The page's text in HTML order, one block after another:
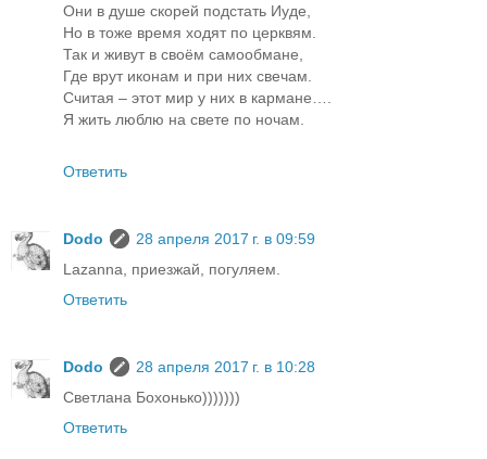
Они в душе скорей подстать Иуде,
Но в тоже время ходят по церквям.
Так и живут в своём самообмане,
Где врут иконам и при них свечам.
Считая – этот мир у них в кармане….
Я жить люблю на свете по ночам.
Ответить
Dodo
28 апреля 2017 г. в 09:59
Lazanna, приезжай, погуляем.
Ответить
Dodo
28 апреля 2017 г. в 10:28
Светлана Бохонько)))))))
Ответить